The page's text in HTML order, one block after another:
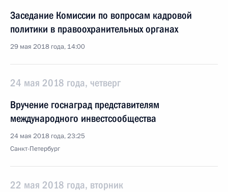
Заседание Комиссии по вопросам кадровой
политики в правоохранительных органах
29 мая 2018 года, 14:00
24 мая 2018 года, четверг
Вручение госнаград представителям
международного инвестсообщества
24 мая 2018 года, 23:25
Санкт-Петербург
22 мая 2018 года, вторник